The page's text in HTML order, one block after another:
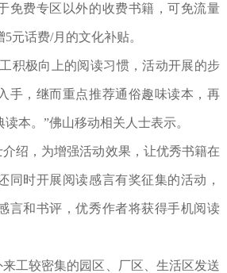
免费专区以外的收费书籍，可免流量
元话费/月的文化补贴。
极向上的阅读习惯，活动开展的步
手，继而重点推荐通俗趣味读本，再
本。”佛山移动相关人士表示。
绍，为增强活动效果，让优秀书籍在
同时开展阅读感言有奖征集的活动，
言和书评，优秀作者将获得手机阅读
工较密集的园区、厂区、生活区发送